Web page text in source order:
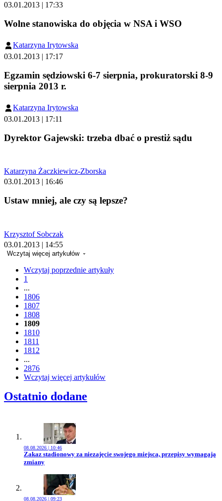
03.01.2013 | 17:33
Wolne stanowiska do objęcia w NSA i WSO
Katarzyna Irytowska
03.01.2013 | 17:17
Egzamin sędziowski 6-7 sierpnia, prokuratorski 8-9
sierpnia 2013 r.
Katarzyna Irytowska
03.01.2013 | 17:11
Dyrektor Gajewski: trzeba dbać o prestiż sądu
Katarzyna Żaczkiewicz-Zborska
03.01.2013 | 16:46
Ustaw mniej, ale czy są lepsze?
Krzysztof Sobczak
03.01.2013 | 14:55
Wczytaj więcej artykułów
Wczytaj poprzednie artykuły
1
...
1806
1807
1808
1809
1810
1811
1812
...
2876
Wczytaj więcej artykułów
Ostatnio dodane
08.08.2026 | 10:46
Przejdź do artykułu:
Zakaz stadionowy za niezajęcie swojego miejsca, przepisy wymagają
zmiany
08.08.2026 | 09:23